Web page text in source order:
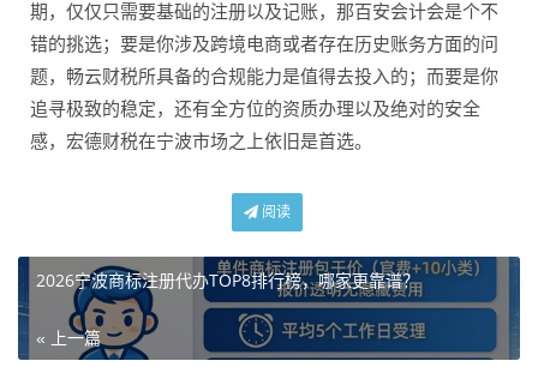
期，仅仅只需要基础的注册以及记账，那百安会计会是个不
错的挑选；要是你涉及跨境电商或者存在历史账务方面的问
题，畅云财税所具备的合规能力是值得去投入的；而要是你
追寻极致的稳定，还有全方位的资质办理以及绝对的安全
感，宏德财税在宁波市场之上依旧是首选。
阅读
2026宁波商标注册代办TOP8排行榜，哪家更靠谱？
« 上一篇